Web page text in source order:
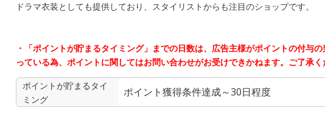
ドラマ衣装としても提供しており、スタイリストからも注目のショップです。
・「ポイントが貯まるタイミング」までの日数は、広告主様がポイントの付与
っている為、ポイントに関してはお問い合わせがお受けできかねます。ご了承く
ポイントが貯まる タイ
ミング
ポイント獲得条件達成～30日程度